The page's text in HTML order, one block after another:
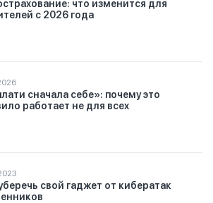
что изменится для
с 2026 года
сначала себе»: почему это
работает не для всех
свой гаджет от кибератак